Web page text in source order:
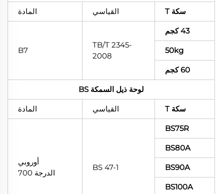
سكة T القياسي المادة
43 كجم
TB/T 2345-
2008
B7 50kg
60 كجم
لوحة ذيل السمكة BS
سكة T القياسي المادة
BS75R
BS 47-1
أوروبي
الدرجة 700
BS80A
BS90A
BS100A